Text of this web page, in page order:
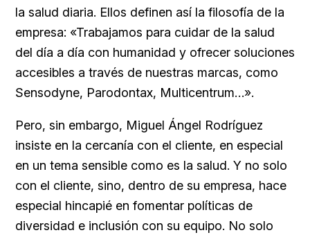
la salud diaria. Ellos definen así la filosofía de la
empresa: «Trabajamos para cuidar de la salud
del día a día con humanidad y ofrecer soluciones
accesibles a través de nuestras marcas, como
Sensodyne, Parodontax, Multicentrum…».
Pero, sin embargo, Miguel Ángel Rodríguez
insiste en la cercanía con el cliente, en especial
en un tema sensible como es la salud. Y no solo
con el cliente, sino, dentro de su empresa, hace
especial hincapié en fomentar políticas de
diversidad e inclusión con su equipo. No solo